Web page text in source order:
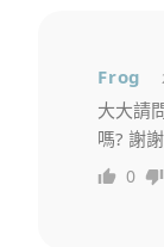
Frog
大大請
嗎? 謝謝
0